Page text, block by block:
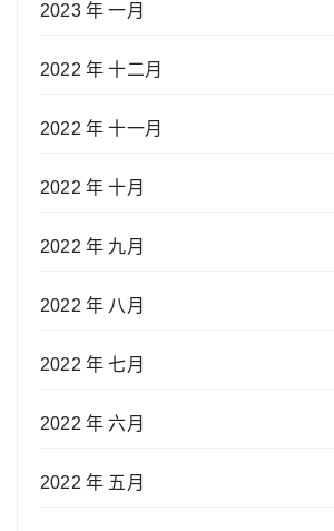
2023 年 一月
2022 年 十二月
2022 年 十一月
2022 年 十月
2022 年 九月
2022 年 八月
2022 年 七月
2022 年 六月
2022 年 五月